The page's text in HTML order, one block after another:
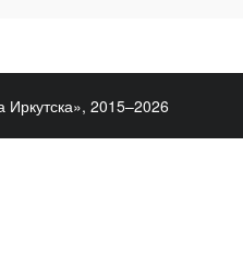
2015–2026